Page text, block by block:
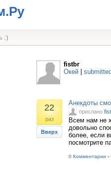
:)
fistbr
Окей
submitted
22
раз
Вверх
Анекдоты
прислано
Всем нам не
довольно
более, если
посмотрите
0 Комментарии -